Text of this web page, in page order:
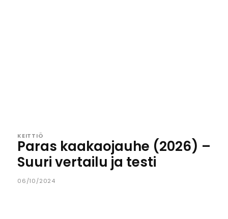
KEITTIÖ
Paras kaakaojauhe (2026) –
Suuri vertailu ja testi
06/10/2024